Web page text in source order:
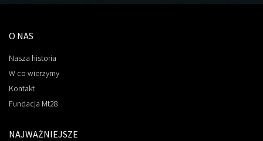
O NAS
Nasza historia
W co wierzymy
Kontakt
Fundacja Mt28
NAJWAŻNIEJSZE